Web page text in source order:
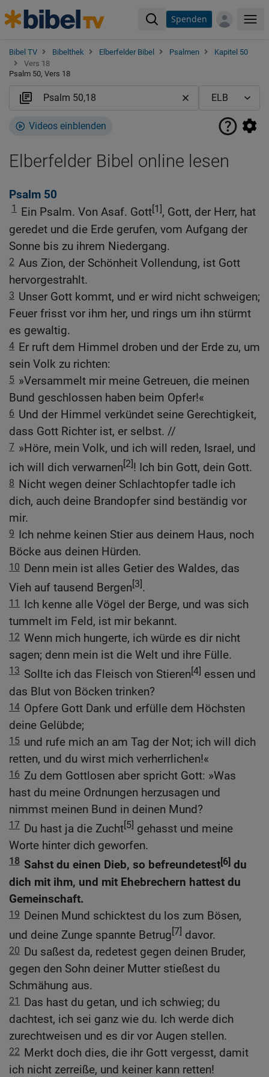
Spenden
Bibel TV Bibelthek Elberfelder Bibel Psalmen
Kapitel 50
Vers 18
Psalm 50, Vers 18
Videos einblenden
Elberfelder Bibel online lesen
Psalm 50
1 Ein Psalm. Von Asaf. Gott[1], Gott, der Herr, hat
geredet und die Erde gerufen, vom Aufgang der
Sonne bis zu ihrem Niedergang.
2 Aus Zion, der Schönheit Vollendung, ist Gott
hervorgestrahlt.
3 Unser Gott kommt, und er wird nicht schweigen;
Feuer frisst vor ihm her, und rings um ihn stürmt
es gewaltig.
4 Er ruft dem Himmel droben und der Erde zu, um
sein Volk zu richten:
5 »Versammelt mir meine Getreuen, die meinen
Bund geschlossen haben beim Opfer!«
6 Und der Himmel verkündet seine Gerechtigkeit,
dass Gott Richter ist, er selbst. //
7 »Höre, mein Volk, und ich will reden, Israel, und
ich will dich verwarnen[2]! Ich bin Gott, dein Gott.
8 Nicht wegen deiner Schlachtopfer tadle ich
dich, auch deine Brandopfer sind beständig vor
mir.
9 Ich nehme keinen Stier aus deinem Haus, noch
Böcke aus deinen Hürden.
10 Denn mein ist alles Getier des Waldes, das
Vieh auf tausend Bergen[3].
11
Ich kenne alle Vögel der Berge, und was sich
tummelt im Feld, ist mir bekannt.
12 Wenn mich hungerte, ich würde es dir nicht
sagen; denn mein ist die Welt und ihre Fülle.
13 Sollte ich das Fleisch von Stieren[4] essen und
das Blut von Böcken trinken?
14 Opfere Gott Dank und erfülle dem Höchsten
deine Gelübde;
15 und rufe mich an am Tag der Not; ich will dich
retten, und du wirst mich verherrlichen!«
16 Zu dem Gottlosen aber spricht Gott: »Was
hast du meine Ordnungen herzusagen und
nimmst meinen Bund in deinen Mund?
17 Du hast ja die Zucht[5] gehasst und meine
Worte hinter dich geworfen.
18 Sahst du einen Dieb, so befreundetest[6] du
dich mit ihm, und mit Ehebrechern hattest du
Gemeinschaft.
19 Deinen Mund schicktest du los zum Bösen,
und deine Zunge spannte Betrug[7] davor.
20 Du saßest da, redetest gegen deinen Bruder,
gegen den Sohn deiner Mutter stießest du
Schmähung aus.
21 Das hast du getan, und ich schwieg; du
dachtest, ich sei ganz wie du. Ich werde dich
zurechtweisen und es dir vor Augen stellen.
22 Merkt doch dies, die ihr Gott vergesst, damit
ich nicht zerreiße, und keiner kann retten!